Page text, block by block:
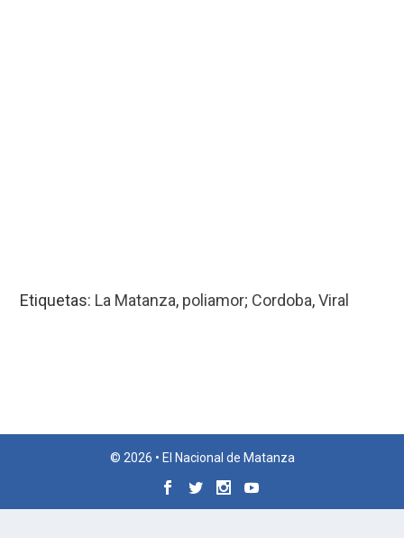
Etiquetas: La Matanza, poliamor; Cordoba,Viral
© 2026 • El Nacional de Matanza